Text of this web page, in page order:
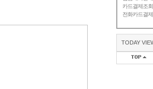
카드결제조회
전화카드결제
TODAY